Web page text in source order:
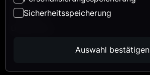
Sicherheitsspeicherung
Auswahl bestätigen
Impressum